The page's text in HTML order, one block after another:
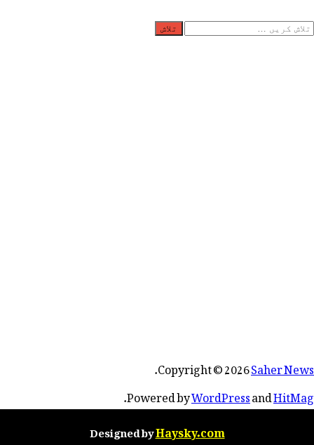
تلاش
Copyright © 2026Saher News
.
Powered byWordPressandHitMag
.
Designed byHaysky.com